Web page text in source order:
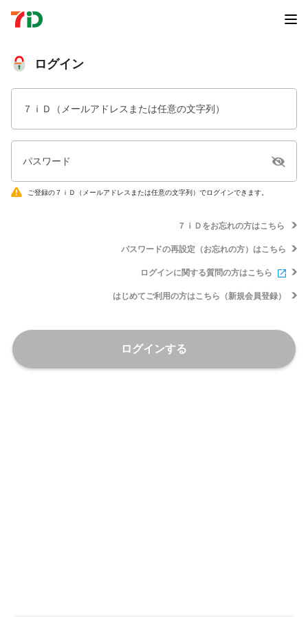
ログイン
７ｉＤ（メールアドレスまたは任意の文字列）
パスワード
ご登録の７ｉＤ（メールアドレスまたは任意の文字列）でログインできます。
７ｉＤをお忘れの方はこちら
パスワードの再設定（お忘れの方）はこちら
ログインに関する質問の方はこちら
はじめてご利用の方はこちら（新規会員登録）
ログインする